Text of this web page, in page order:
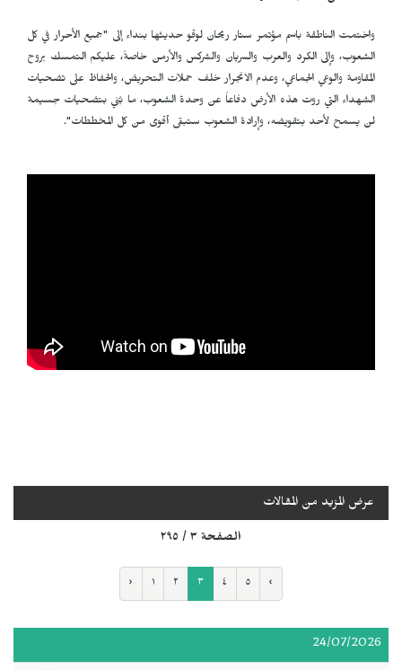
واختمت الناطقة باسم مؤتمر ستار ريحان لوقو حديثها بنداء إلى "جميع الأحرار في كل
الشعوب، وإلى الكرد والعرب والسريان والشركس والأرمن خاصةً، عليكم التمسك بروح
المقاومة والوعي الجماعي، وعدم الانجرار خلف حملات التحريض، والحفاظ على تضحيات
الشهداء التي روت هذه الأرض دفاعاً عن وحدة الشعوب، ما بُني بتضحيات جسيمة
لن يسمح لأحد بتقويضه، وإرادة الشعوب ستبقى أقوى من كل المخططات".
عرض المزيد من المقالات
الصفحة ٣ / ٢٩٥
‹ ١ ٢ ٣ ٤ ٥ ›
24/07/2026